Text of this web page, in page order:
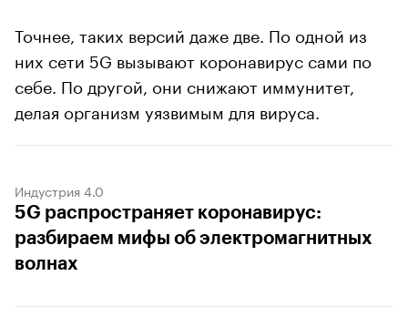
Точнее, таких версий даже две. По одной из
них сети 5G вызывают коронавирус сами по
себе. По другой, они снижают иммунитет,
делая организм уязвимым для вируса.
Индустрия 4.0
5G распространяет коронавирус:
разбираем мифы об электромагнитных
волнах